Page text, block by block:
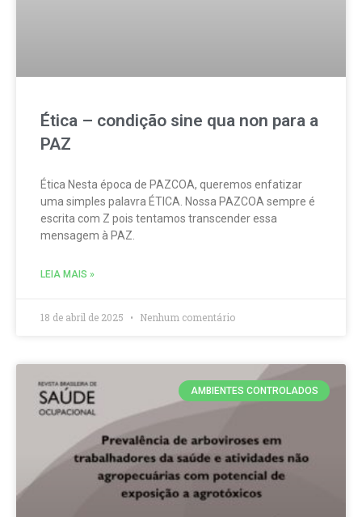
Ética – condição sine qua non para a
PAZ
Ética Nesta época de PAZCOA, queremos enfatizar
uma simples palavra ÉTICA. Nossa PAZCOA sempre é
escrita com Z pois tentamos transcender essa
mensagem à PAZ.
LEIA MAIS »
18 de abril de 2025 Nenhum comentário
AMBIENTES CONTROLADOS